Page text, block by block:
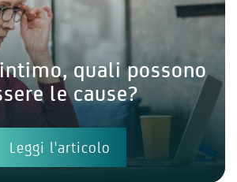
quali possono
le cause?
Leggi l'articolo